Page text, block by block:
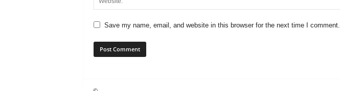
Save my name, email, and website in this browser for the next time I comment.